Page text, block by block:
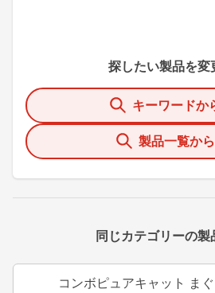
探したい製品を変
キーワードか
製品一覧か
同じカテゴリーの製
コンボピュアキャット ま